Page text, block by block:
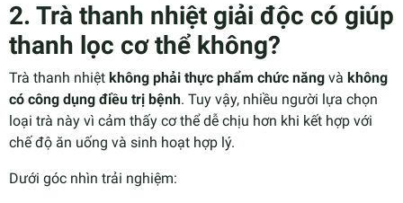
2. Trà thanh nhiệt giải độc có giúp
thanh lọc cơ thể không?
Trà thanh nhiệt không phải thực phẩm chức năng và không
có công dụng điều trị bệnh. Tuy vậy, nhiều người lựa chọn
loại trà này vì cảm thấy cơ thể dễ chịu hơn khi kết hợp với
chế độ ăn uống và sinh hoạt hợp lý.
Dưới góc nhìn trải nghiệm: